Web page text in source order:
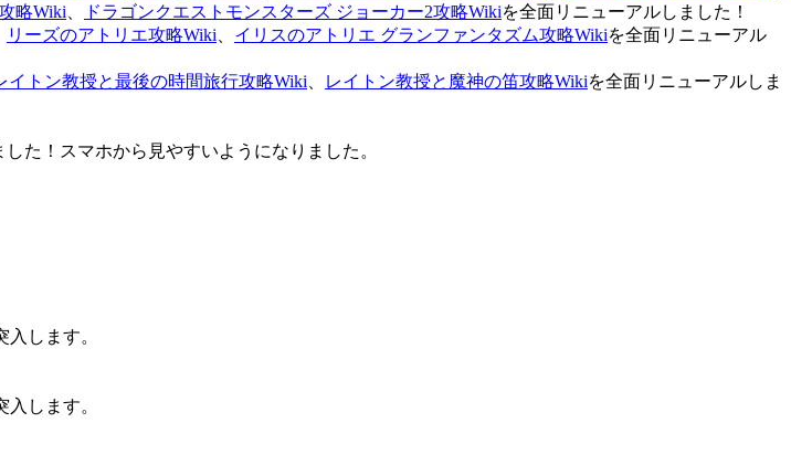
略Wiki ドラゴンクエストモンスターズ ジョーカー2攻略Wikiを全面リニューアルしました！
リーズのアトリエ攻略Wiki イリスのアトリエ グランファンタズム攻略Wikiを全面リニューアル
イトン教授と最後の時間旅行攻略Wiki レイトン教授と魔神の笛攻略Wikiを全面リニューアルしま
た！スマホから見やすいようになりました。
します。
します。